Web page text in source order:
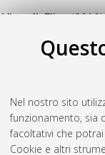
Nel nostro sito
funzionamento, sia
facoltativi che
Cookie e altri
Vignali, Elisa
,
Università di
Giovanni Pascoli,
[Dissertation
Bologna.